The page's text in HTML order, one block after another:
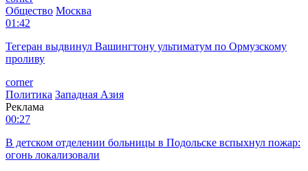
Общество Москва
01:42
Тегеран выдвинул Вашингтону ультиматум по Ормузскому
проливу
corner
Политика Западная Азия
Реклама
00:27
В детском отделении больницы в Подольске вспыхнул пожар:
огонь локализовали